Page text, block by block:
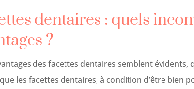
dentaires : quels
?
des facettes dentaires semblent évidents,
les facettes dentaires, à condition d’être bien